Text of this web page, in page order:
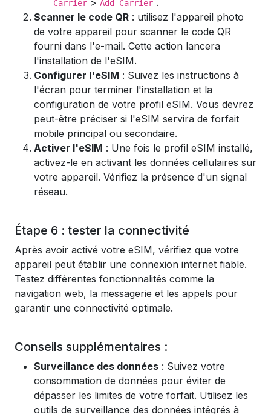
Carrier > Add Carrier .
Scanner le code QR : utilisez l'appareil photo
de votre appareil pour scanner le code QR
fourni dans l'e-mail. Cette action lancera
l'installation de l'eSIM.
Configurer l'eSIM : Suivez les instructions à
l'écran pour terminer l'installation et la
configuration de votre profil eSIM. Vous devrez
peut-être préciser si l'eSIM servira de forfait
mobile principal ou secondaire.
Activer l'eSIM : Une fois le profil eSIM installé,
activez-le en activant les données cellulaires sur
votre appareil. Vérifiez la présence d'un signal
réseau.
Étape 6 : tester la connectivité
Après avoir activé votre eSIM, vérifiez que votre
appareil peut établir une connexion internet fiable.
Testez différentes fonctionnalités comme la
navigation web, la messagerie et les appels pour
garantir une connectivité optimale.
Conseils supplémentaires :
Surveillance des données : Suivez votre
consommation de données pour éviter de
dépasser les limites de votre forfait. Utilisez les
outils de surveillance des données intégrés à